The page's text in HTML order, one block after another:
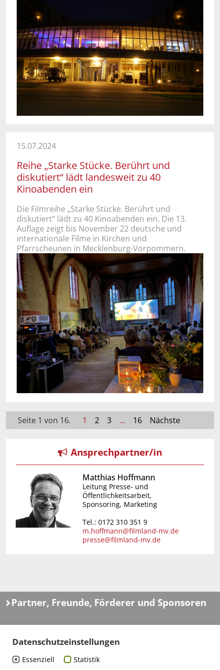
15.07.2024
Reihe „Starke Stücke. Berührt und
diskutiert“ lädt landesweit zu 40
Kinoabenden ein
Die Filmreihe „Starke Stücke. Berührt und
diskutiert“ lädt zu 40 Kinoabenden ein. Die 13.
Auflage zeigt bis November 22 deutsche und
internationale Filme in Kirchen und
Pfarrscheunen in Mecklenburg-Vorpommern.
Seite 1 von 16. 1 2 3 … 16 Nächste
Ansprechpartner/in
Matthias Hoffmann
Leitung Presse- und
Öffentlichkeitsarbeit,
Sponsoring, Marketing
Tel.: 0172 310 351 9
m.hoffmann@filmland-mv.de
presse@filmland-mv.de
Partner, Freunde, Förderer und Sponsoren
Datenschutzeinstellungen
Essenziell Statistik